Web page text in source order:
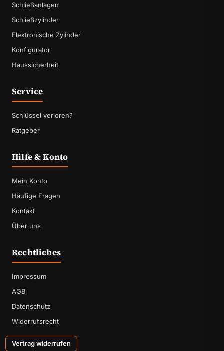
Schließanlagen
Schließzylinder
Elektronische Zylinder
Konfigurator
Haussicherheit
Service
Schlüssel verloren?
Ratgeber
Hilfe & Konto
Mein Konto
Häufige Fragen
Kontakt
Über uns
Rechtliches
Impressum
AGB
Datenschutz
Widerrufsrecht
Vertrag widerrufen